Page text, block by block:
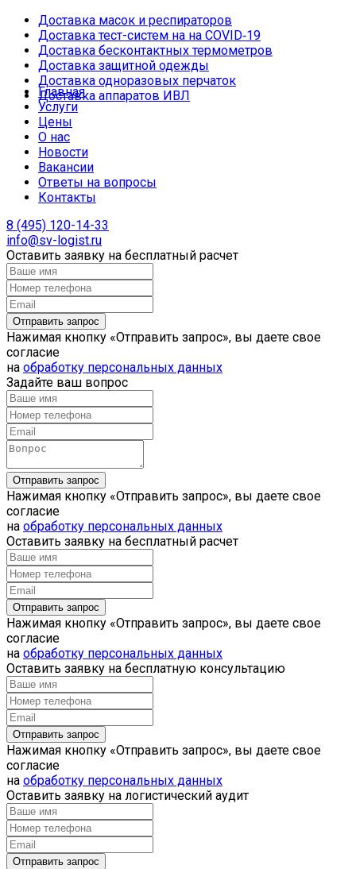
Доставка масок и респираторов
Доставка тест-систем на на COVID‑19
Доставка бесконтактных термометров
Доставка защитной одежды
Доставка одноразовых перчаток
Доставка аппаратов ИВЛ
Главная
Услуги
Цены
О нас
Новости
Вакансии
Ответы на вопросы
Контакты
8 (495) 120-14-33
info@sv-logist.ru
Оставить заявку на бесплатный расчет
Нажимая кнопку «Отправить запрос», вы даете свое
согласие
на обработку персональных данных
Задайте ваш вопрос
Нажимая кнопку «Отправить запрос», вы даете свое
согласие
на обработку персональных данных
Оставить заявку на бесплатный расчет
Нажимая кнопку «Отправить запрос», вы даете свое
согласие
на обработку персональных данных
Оставить заявку на бесплатную консультацию
Нажимая кнопку «Отправить запрос», вы даете свое
согласие
на обработку персональных данных
Оставить заявку на логистический аудит